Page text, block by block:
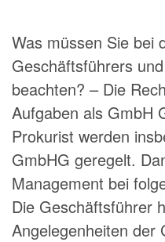
Was müssen Sie bei
Geschäftsführers
beachten? – Die
Aufgaben als GmbH
Prokurist werden
GmbHG geregelt.
Management bei
Die Geschäftsführer
Angelegenheiten der